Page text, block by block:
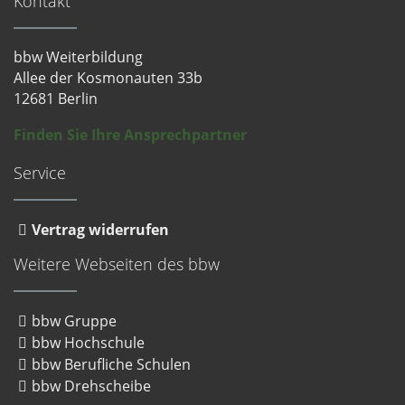
weiteren Daten zusammen, die Sie ihnen bereitgestellt
haben oder die sie im Rahmen Ihrer Nutzung der Dienste
gesammelt haben. Sie geben Einwilligung zu unseren
Cookies, wenn Sie unsere Webseite weiterhin nutzen.
Datenschutzerklärung
Impressum
bbw Weiterbildung
Allee der Kosmonauten 33b
12681 Berlin
Finden Sie Ihre Ansprechpartner
Service
Vertrag widerrufen
Weitere Webseiten des bbw
bbw Gruppe
bbw Hochschule
bbw Berufliche Schulen
bbw Drehscheibe